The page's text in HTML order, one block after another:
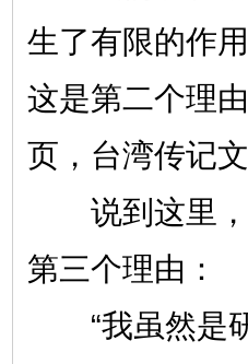
生了有限的作
这是第二个理
页，台湾传记
说到这里，
第三个理由：
“我虽然是研